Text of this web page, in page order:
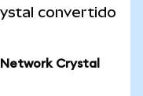
convertido
Crystal